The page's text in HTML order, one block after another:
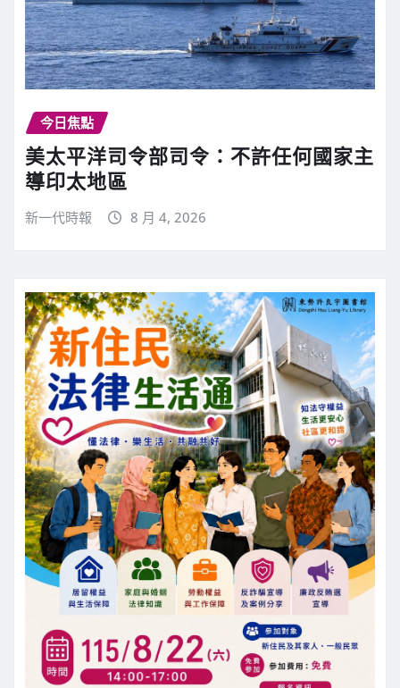
今日焦點
美太平洋司令部司令：不許任何國家主
導印太地區
新一代時報 8 月 4, 2026